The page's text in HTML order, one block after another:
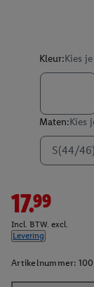
Kleur:Kies
Maten:Kies
S(44/46)
17.99
Incl. BTW. excl.
Levering
Artikelnummer: